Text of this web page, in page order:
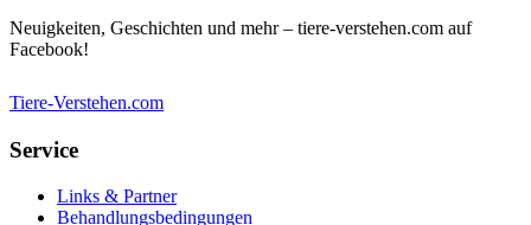
Neuigkeiten, Geschichten und mehr – tiere-verstehen.com auf
Facebook!
Tiere-Verstehen.com
Service
Links & Partner
Behandlungsbedingungen